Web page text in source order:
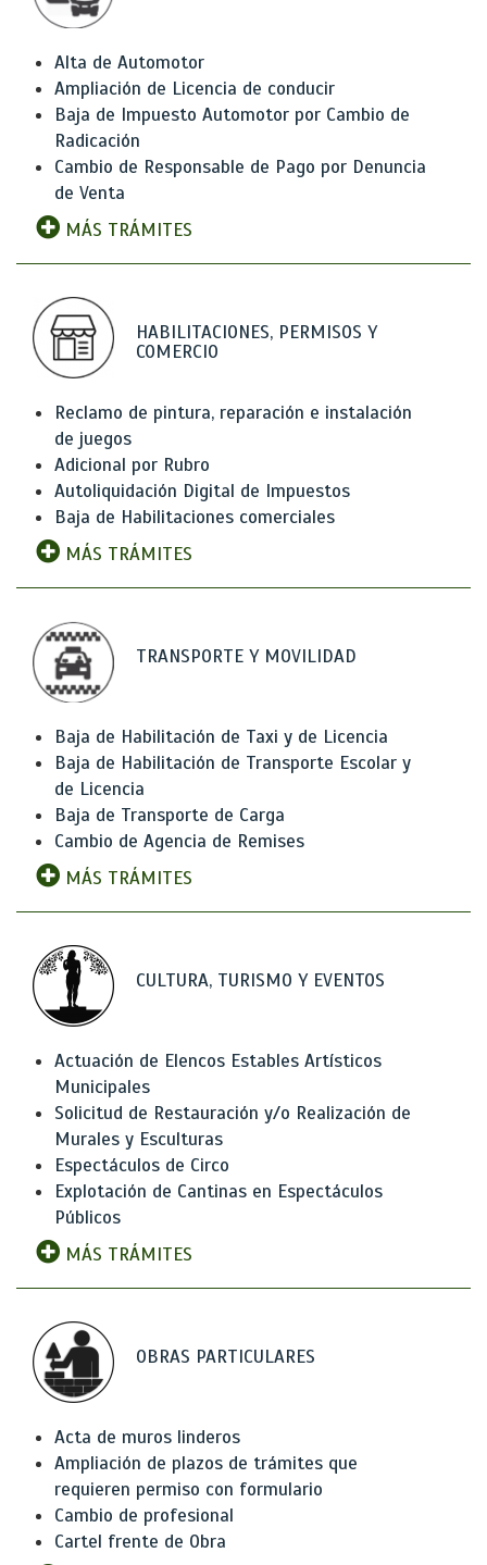
Alta de Automotor
Ampliación de Licencia de conducir
Baja de Impuesto Automotor por Cambio de
Radicación
Cambio de Responsable de Pago por Denuncia
de Venta
MÁS TRÁMITES
HABILITACIONES, PERMISOS Y
COMERCIO
Reclamo de pintura, reparación e instalación
de juegos
Adicional por Rubro
Autoliquidación Digital de Impuestos
Baja de Habilitaciones comerciales
MÁS TRÁMITES
TRANSPORTE Y MOVILIDAD
Baja de Habilitación de Taxi y de Licencia
Baja de Habilitación de Transporte Escolar y
de Licencia
Baja de Transporte de Carga
Cambio de Agencia de Remises
MÁS TRÁMITES
CULTURA, TURISMO Y EVENTOS
Actuación de Elencos Estables Artísticos
Municipales
Solicitud de Restauración y/o Realización de
Murales y Esculturas
Espectáculos de Circo
Explotación de Cantinas en Espectáculos
Públicos
MÁS TRÁMITES
OBRAS PARTICULARES
Acta de muros linderos
Ampliación de plazos de trámites que
requieren permiso con formulario
Cambio de profesional
Cartel frente de Obra